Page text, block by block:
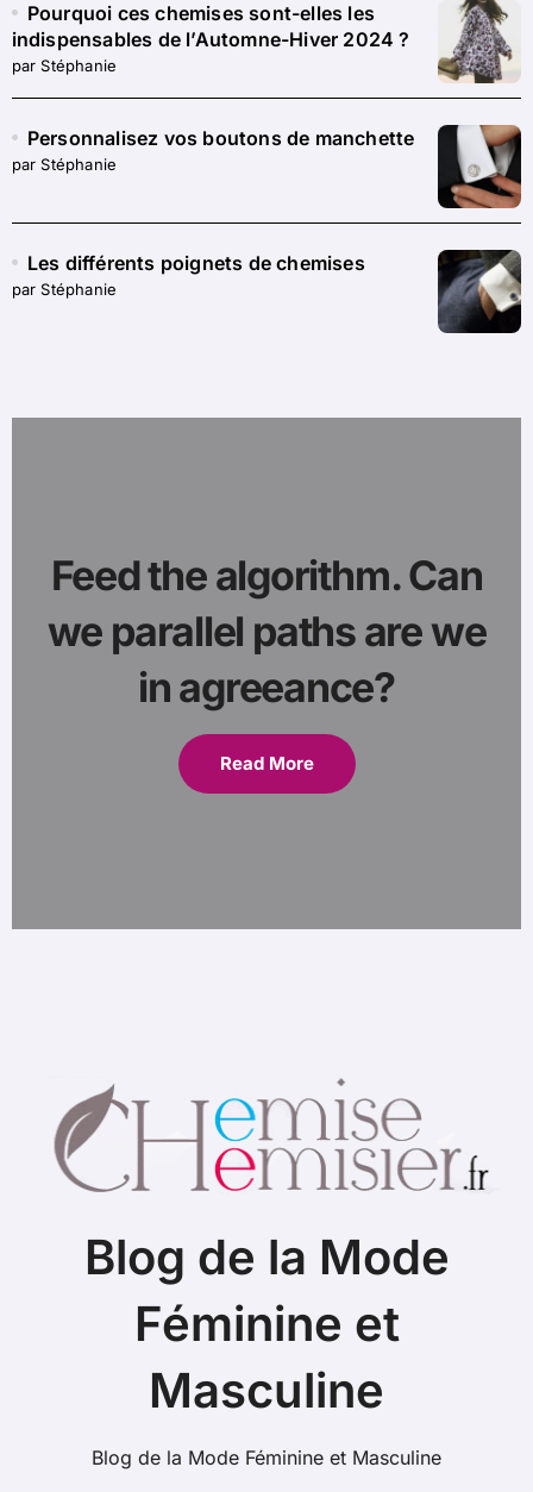
Pourquoi ces chemises sont-elles les
indispensables de l’Automne-Hiver 2024 ?
par Stéphanie
Personnalisez vos boutons de manchette
par Stéphanie
Les différents poignets de chemises
par Stéphanie
Feed the algorithm. Can
we parallel paths are we
in agreeance?
Read More
Blog de la Mode
Féminine et
Masculine
Blog de la Mode Féminine et Masculine